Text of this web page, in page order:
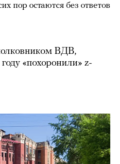
пор остаются без ответов
ВДВ,
«похоронили» z-